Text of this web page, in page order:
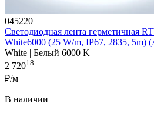
045220
Светодиодная лента герметичная
White6000 (25 W/m, IP67, 2835, 5m)
White | Белый 6000 K
2 72018
₽/м
В наличии